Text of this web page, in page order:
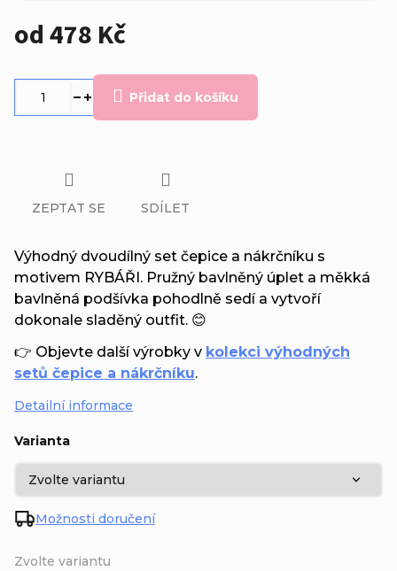
od478 Kč
Zvolte variantu
Varianta
Možnosti doručení
Přidat do košíku
Výhodný dvoudílný set čepice a nákrčníku s
motivem RYBÁŘI. Pružný bavlněný úplet a měkká
bavlněná podšívka pohodlně sedí a vytvoří
dokonale sladěný outfit. 😊
👉 Objevte další výrobky v kolekci výhodných
setů čepice a nákrčníku.
Detailní informace
ZEPTAT SE SDÍLET